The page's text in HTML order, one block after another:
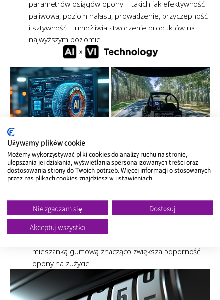
parametrów osiągów opony – takich jak efektywność
paliwowa, poziom hałasu, prowadzenie, przyczepność
i sztywność – umożliwia stworzenie produktów na
najwyższym poziomie.
raz, ciesz się długotrwałymi osiągami!
Połączenie technologii utrzymania geometrii bieżnika
(Level Keeping Technology) z nowoczesną
mieszanką gumową znacząco zwiększa odporność
opony na zużycie.
Używamy plików cookie
Możemy wykorzystywać pliki cookies do analizy ruchu na stronie,
ulepszania jej działania, wyświetlania spersonalizowanych treści oraz
dostosowania strony do Twoich potrzeb. Więcej informacji o stosowanych
przez nas plikach cookies znajdziesz w ustawieniach.
Nie zgadzam się
Dostosuj
Akceptuj wszystko